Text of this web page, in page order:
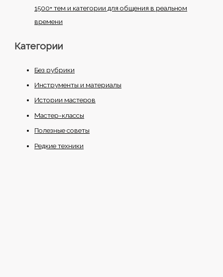
1500+ тем и категории для общения в реальном
времени
Категории
Без рубрики
Инструменты и материалы
Истории мастеров
Мастер-классы
Полезные советы
Редкие техники